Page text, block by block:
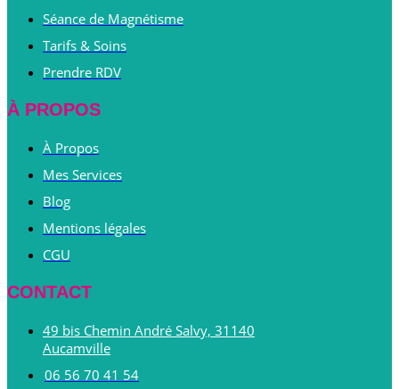
Séance de Magnétisme
Tarifs & Soins
Prendre RDV
À PROPOS
À Propos
Mes Services
Blog
Mentions légales
CGU
CONTACT
49 bis Chemin André Salvy, 31140
Aucamville
06 56 70 41 54